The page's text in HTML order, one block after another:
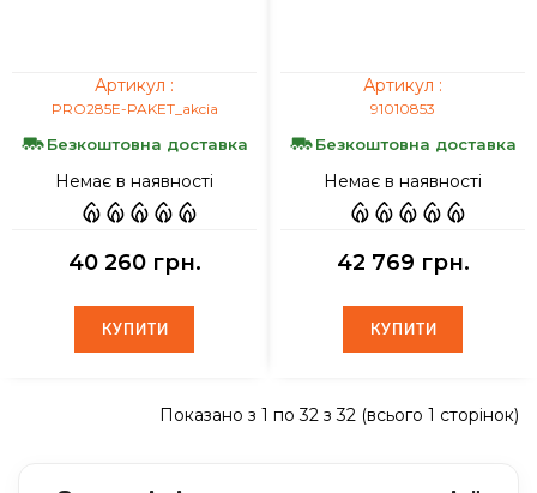
Артикул :
PRO285E-PAKET_akcia
Безкоштовна доставка
Немає в наявності
40 260 грн.
КУПИТИ
КУПИТИ
Артикул :
91010853
Безкоштовна доставка
Немає в наявності
42 769 грн.
КУПИТИ
КУПИТИ
Показано з 1 по 32 з 32 (всього 1 сторінок)